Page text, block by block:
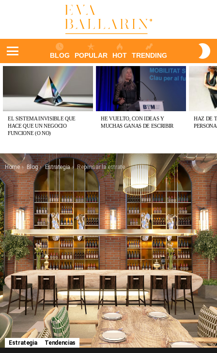
BLOG POPULAR HOT TRENDING
PUBLICACIONES
EL SISTEMA INVISIBLE QUE
HACE QUE UN NEGOCIO
FUNCIONE (O NO)
HE VUELTO, CON IDEAS Y
MUCHAS GANAS DE ESCRIBIR
HAZ DE
You are here:
Home Blog Estrategia Repensar la estrategia: modelos evolucionados y restaurantes híbridos
Estrategia Tendencias